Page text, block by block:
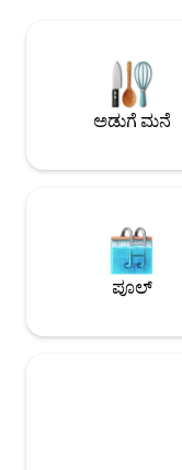
ಅಥವಾ ವಿಶ್ರಾಂತಿ
ನೆಚ್ಚಿನ ಸ್ಥಳವಾಗಿದೆ. ನಾವು ಮಾಡುವ ಅದೇ
ಕಾಳಜಿಯೊಂದಿಗೆ ನೀವು
ಮತ್ತು ಅದನ್ನು
ಭಾವಿಸುತ್ತೇವೆ.
ಅಡುಗೆ ಮನೆ
ಪೂಲ್